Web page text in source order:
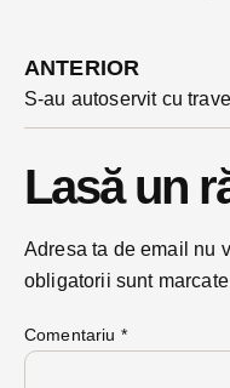
ANTERIOR
Lasă un
Adresa ta de email nu
obligatorii sunt
Comentariu *